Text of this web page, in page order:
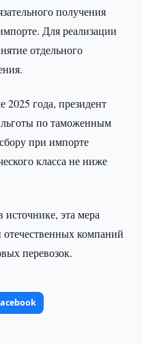
получения
Для реализации
отдельного
2025 года, президент
по таможенным
при импорте
класса не ниже
эта мера
компаний
перевозок.